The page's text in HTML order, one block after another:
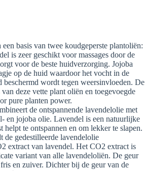
basis van twee koudgeperste plantoliën:
is zeer geschikt voor massages door de
voor de beste huidverzorging. Jojoba
op de huid waardoor het vocht in de
wordt tegen weersinvloeden. De
deze vette plant oliën en toegevoegde
pure planten power.
de ontspannende lavendelolie met
en jojoba olie. Lavendel is een natuurlijke
helpt te ontspannen en om lekker te slapen.
de gedestilleerde lavendelolie
extract van lavendel. Het CO2 extract is
variant van alle lavendeloliën. De geur
en zuiver. Dichter bij de geur van de